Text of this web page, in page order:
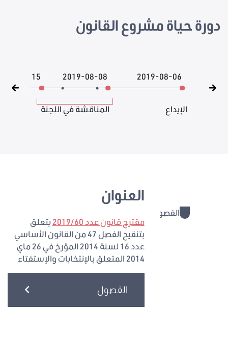
دورة حياة مشروع القانون
2019-08-06
الإيداع
2019-08-08
08-15
المناقشة في اللجنة
الفصول
العنوان
مقترح قانون عدد 2019/60
يتعلق
بتنقيح الفصل 47 من القانون الأساسي
عدد 16 لسنة 2014 المؤرخ في 26 ماي
2014 المتعلق بالإنتخابات والإستفتاء
الفصول